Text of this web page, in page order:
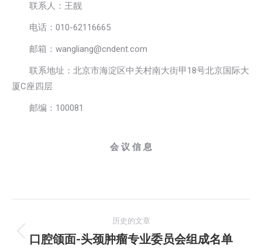
联系人：王靓
电话：010-62116665
邮箱：wangliang@cndent.com
联系地址：北京市海淀区中关村南大街甲18号北京国际大
厦C座四层
邮编：100081
会 议 信 息
章
历史的文章
历
口腔颌面-头颈肿瘤专业委员会组成名单